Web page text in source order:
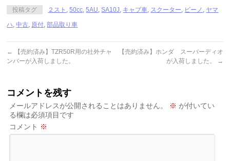
投稿タグ ２スト ,50cc,5AU,SA10J, キャブ車, スクーター, ビーノ , ヤマ
ハ,中古, 原付,部品取り車
←
【売約済み】TZR50R用の社外チャ
ンバーが入荷しました。
【売約済み】ホンダ スーパーディオ
が入荷しました。
→
コメントを残す
メールアドレスが公開されることはありません。 ※ が付いてい
る欄は必須項目です
コメント ※